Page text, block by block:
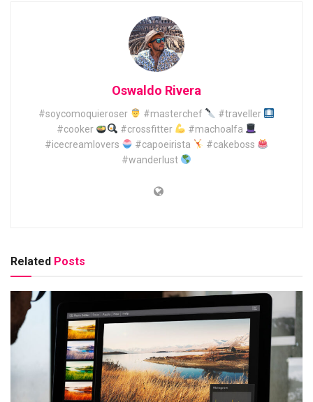
Oswaldo Rivera
#soycomoquieroser #masterchef
#traveller
#cooker
#crossfitter
#machoalfa
#icecreamlovers
#capoeirista
#cakeboss
#wanderlust
Related Posts